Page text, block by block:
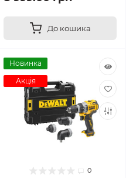
До кошика
Новинка
Акція
0